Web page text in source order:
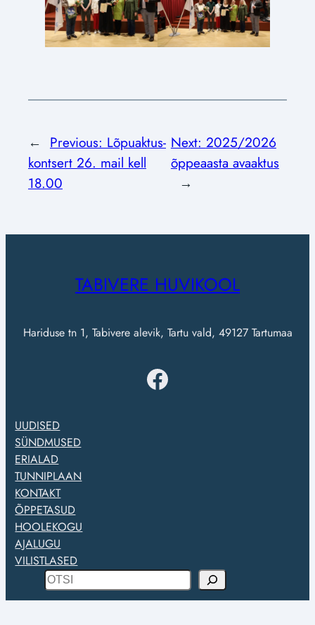
← Previous: Lõpuaktus-
kontsert 26. mail kell
18.00
Next: 2025/2026
õppeaasta avaaktus
→
TABIVERE HUVIKOOL
Hariduse tn 1, Tabivere alevik, Tartu vald, 49127 Tartumaa
Facebook
UUDISED
SÜNDMUSED
ERIALAD
TUNNIPLAAN
KONTAKT
ÕPPETASUD
HOOLEKOGU
AJALUGU
VILISTLASED
t